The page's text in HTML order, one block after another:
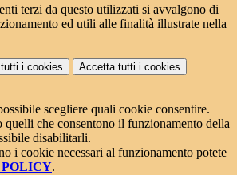
terzi da questo utilizzati si avvalgono di
ed utili alle finalità illustrate nella
i cookies Accetta tutti i cookies
scegliere quali cookie consentire.
quelli che consentono il funzionamento della
disabilitarli.
i cookie necessari al funzionamento potete
.